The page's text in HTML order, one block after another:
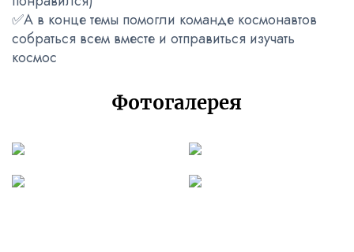
✅А в конце темы помогли команде космонавтов
собраться всем вместе и отправиться изучать
космос
Фотогалерея